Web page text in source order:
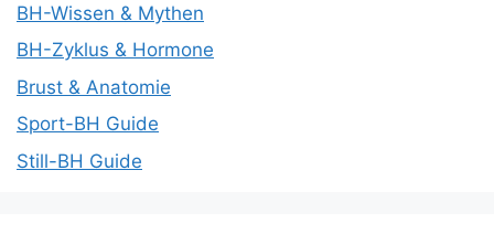
BH-Wissen & Mythen
BH-Zyklus & Hormone
Brust & Anatomie
Sport-BH Guide
Still-BH Guide